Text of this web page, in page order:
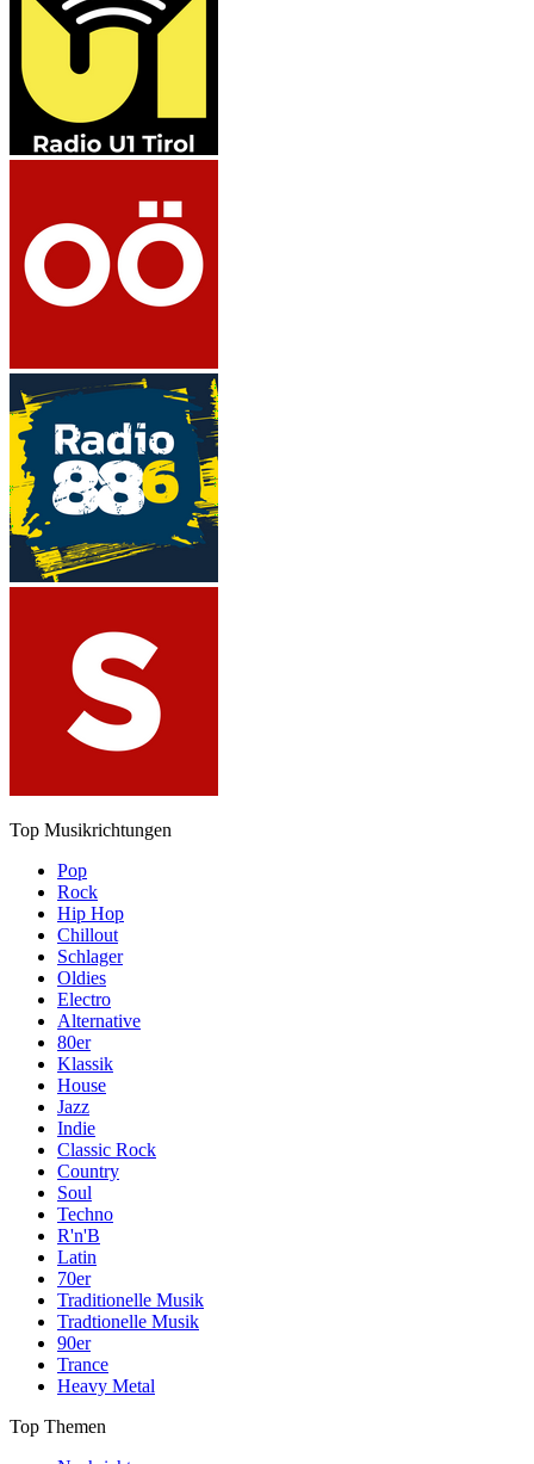
Top Musikrichtungen
Pop
Rock
Hip Hop
Chillout
Schlager
Oldies
Electro
Alternative
80er
Klassik
House
Jazz
Indie
Classic Rock
Country
Soul
Techno
R'n'B
Latin
70er
Traditionelle Musik
Tradtionelle Musik
90er
Trance
Heavy Metal
Top Themen